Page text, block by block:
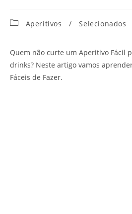
Categoria
Aperitivos / Selecionados
Quem não curte um Aperitivo Fácil
drinks? Neste artigo vamos
Fáceis de Fazer.